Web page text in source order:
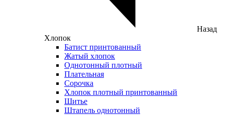
Назад
Хлопок
Батист принтованный
Жатый хлопок
Однотонный плотный
Плательная
Сорочка
Хлопок плотный принтованный
Шитье
Штапель однотонный